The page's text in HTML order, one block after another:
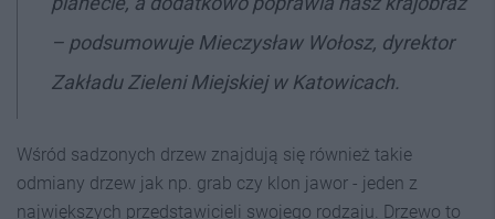
– podsumowuje Mieczysław Wołosz, dyrektor
Zakładu Zieleni Miejskiej w Katowicach.
Wśród sadzonych drzew znajdują się również takie
odmiany drzew jak np. grab czy klon jawor - jeden z
największych przedstawicieli swojego rodzaju. Drzewo to